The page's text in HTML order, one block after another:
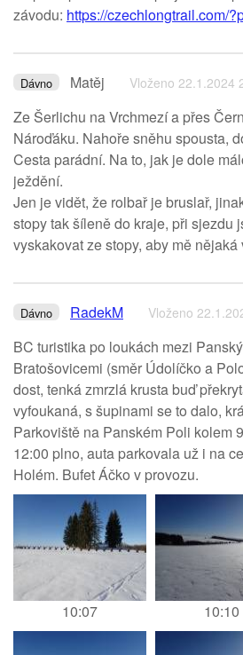
závodu: https://czechlongtrail.com/
Dávno Matěj Vloženo 22.1.2024
Ze Šerlichu na Vrchmezí a přes
Nároďáku. Nahoře sněhu spousta,
Cesta parádní. Na to, jak je dole
ježdění.
Jen je vidět, že rolbař je bruslař,
stopy tak šíleně do kraje, při sjezdu
vyskakovat ze stopy, aby mě
Dávno RadekM Vloženo
BC turistika po loukách mezi
Bratošovicemi (směr Údolíčko a
dost, tenká zmrzlá krusta buď
vyfoukaná, s šupinami se to dalo,
Parkoviště na Panském Poli kolem
12:00 plno, auta parkovala už i na
Holém. Bufet Áčko v provozu.
10:07 10:10